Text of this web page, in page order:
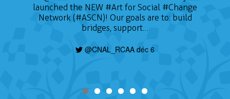
launched the NEW #Art for Social #Change
Network (#ASCN)! Our goals are to: build
bridges, support…
@CNAL_RCAA déc 6